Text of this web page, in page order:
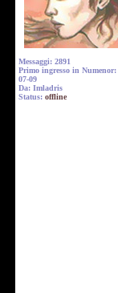
Messaggi: 2891
Primo ingresso in Numenor:
07-09
Da: Imladris
Status: offline